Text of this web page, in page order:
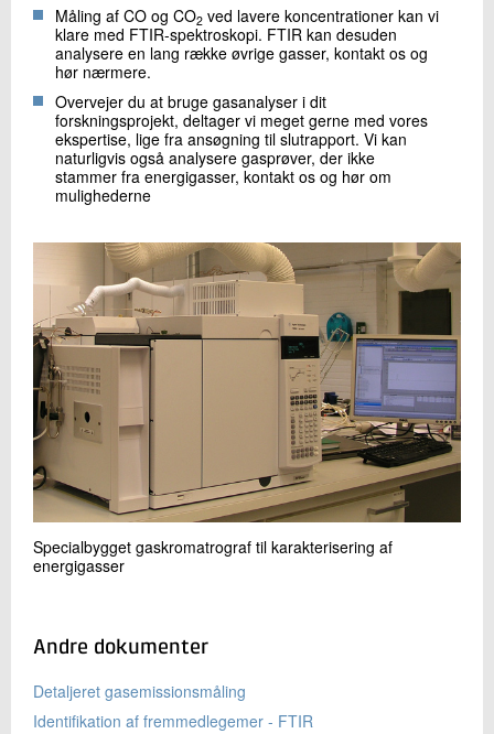
Send
Måling af CO og CO2 ved lavere koncentrationer kan vi
klare med FTIR-spektroskopi. FTIR kan desuden
analysere en lang række øvrige gasser, kontakt os og
hør nærmere.
Overvejer du at bruge gasanalyser i dit
forskningsprojekt, deltager vi meget gerne med vores
ekspertise, lige fra ansøgning til slutrapport. Vi kan
naturligvis også analysere gasprøver, der ikke
stammer fra energigasser, kontakt os og hør om
mulighederne
Specialbygget gaskromatrograf til karakterisering af
energigasser
Andre dokumenter
Detaljeret gasemissionsmåling
Identifikation af fremmedlegemer - FTIR